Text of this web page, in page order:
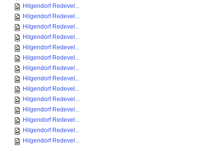
Hilgendorf Redevel...
Hilgendorf Redevel...
Hilgendorf Redevel...
Hilgendorf Redevel...
Hilgendorf Redevel...
Hilgendorf Redevel...
Hilgendorf Redevel...
Hilgendorf Redevel...
Hilgendorf Redevel...
Hilgendorf Redevel...
Hilgendorf Redevel...
Hilgendorf Redevel...
Hilgendorf Redevel...
Hilgendorf Redevel...